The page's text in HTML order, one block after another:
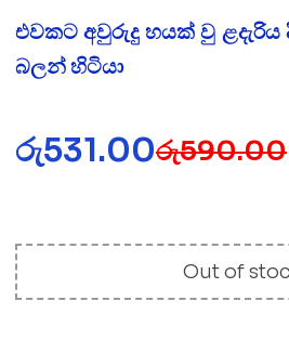
එවකට අවුරුදු හයක් වු ළදැරිය
බලන් හිටියා
රු590.00
රු531.00
Out of